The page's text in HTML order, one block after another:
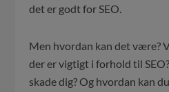
det er godt for SEO.
Men hvordan kan det være?
der er vigtigt i forhold til
skade dig? Og hvordan kan